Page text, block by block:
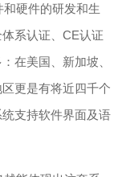
硬件的研发和生
系认证、CE认证
在美国、新加坡、
更是有将近四千个
支持软件界面及语